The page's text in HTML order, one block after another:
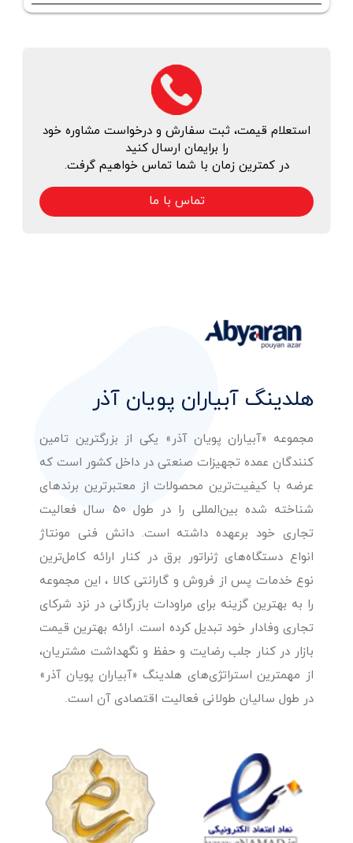
استعلام قیمت، ثبت سفارش و درخواست مشاوره خود
را برایمان ارسال کنید
در کمترین زمان با شما تماس خواهیم گرفت.
تماس با ما
هلدینگ آبیاران پویان آذر
مجموعه «آبیاران پویان آذر» یکی از بزرگترین تامین
کنندگان عمده تجهیزات صنعتی در داخل کشور است که
عرضه با کیفیت‌ترین محصولات از معتبرترین برندهای
شناخته شده بین‌المللی را در طول 50 سال فعالیت
تجاری خود برعهده داشته است. دانش فنی مونتاژ
انواع دستگاه‌های ژنراتور برق در کنار ارائه کامل‌ترین
نوع خدمات پس از فروش و گارانتی کالا ، این مجموعه
را به بهترین گزینه برای مراودات بازرگانی در نزد شرکای
تجاری وفادار خود تبدیل کرده است. ارائه بهترین قیمت
بازار در کنار جلب رضایت و حفظ و نگهداشت مشتریان،
از مهمترین استراتژی‌های هلدینگ «آبیاران پویان آذر»
در طول سالیان طولانی فعالیت اقتصادی آن است.